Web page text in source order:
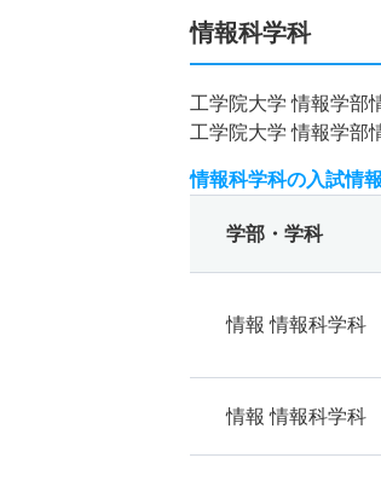
情報科学科
工学院大学 情報学部
工学院大学 情報学部
情報科学科の入試情
学部・学科
情報 情報科学科
情報 情報科学科